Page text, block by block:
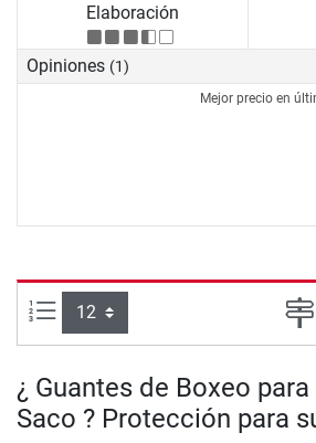
Elaboración
Opiniones (1)
Mejor precio en
Artículos por página:
¿ Guantes de Boxeo
Saco ? Protección para